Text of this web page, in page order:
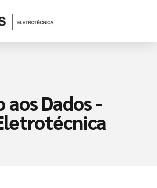
aos Dados -